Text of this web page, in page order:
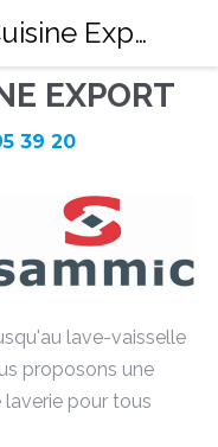
E EXPORT
39 20
lave-vaisselle
proposons une
pour tous
Laverie - Grande Cuisine Export